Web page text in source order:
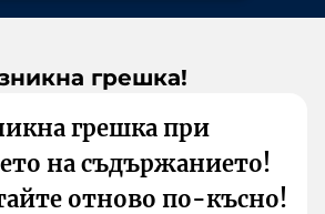
грешка!
грешка при
на съдържанието!
отново по-късно!